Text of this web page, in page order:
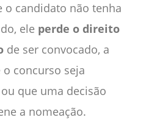
o candidato não tenha
ele perde o direito
de ser convocado, a
o concurso seja
que uma decisão
a nomeação.